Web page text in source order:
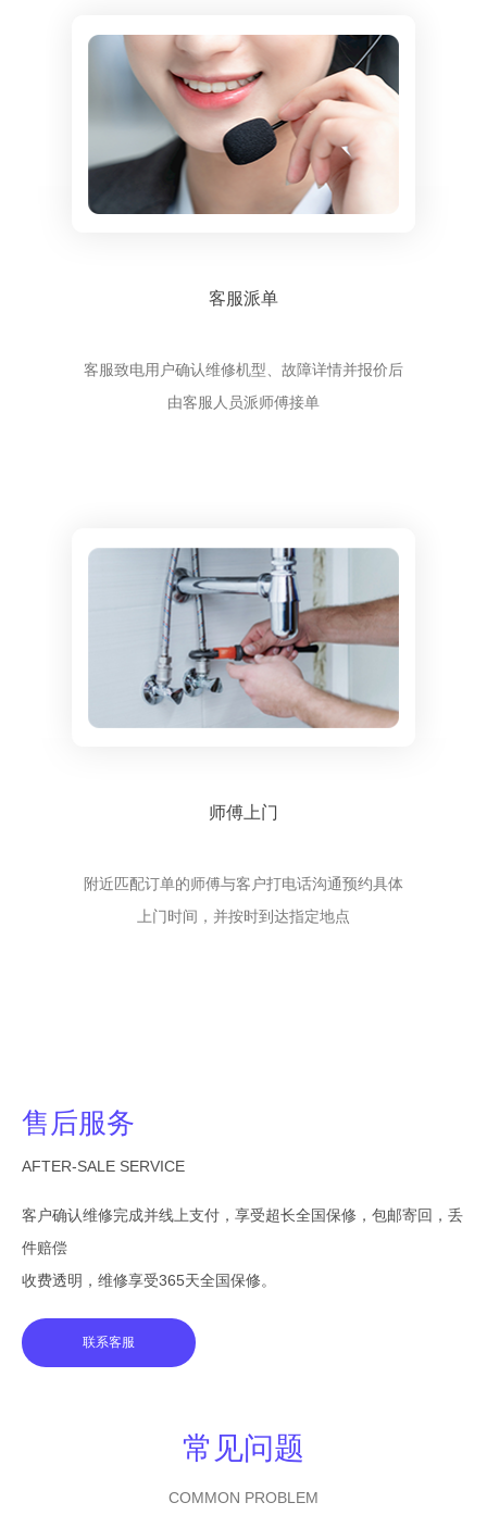
客服派单
客服致电用户确认维修机型、故障详情并报价后
由客服人员派师傅接单
师傅上门
附近匹配订单的师傅与客户打电话沟通预约具体
上门时间，并按时到达指定地点
售后服务
AFTER-SALE SERVICE
客户确认维修完成并线上支付，享受超长全国保修，包邮寄回，丢
件赔偿
收费透明，维修享受365天全国保修。
联系客服
常见问题
COMMON PROBLEM